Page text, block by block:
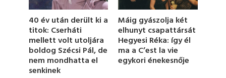
d
40 év után derült ki a
titok: Cserháti
mellett volt utoljára
boldog Szécsi Pál, de
nem mondhatta el
senkinek
Máig gyászolja két
elhunyt csapattársát
Hegyesi Réka: így él
ma a C’est la vie
egykori énekesnője